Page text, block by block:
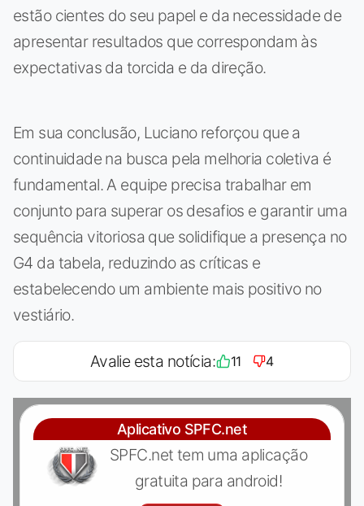
estão cientes do seu papel e da necessidade de
apresentar resultados que correspondam às
expectativas da torcida e da direção.
Em sua conclusão, Luciano reforçou que a
continuidade na busca pela melhoria coletiva é
fundamental. A equipe precisa trabalhar em
conjunto para superar os desafios e garantir uma
sequência vitoriosa que solidifique a presença no
G4 da tabela, reduzindo as críticas e
estabelecendo um ambiente mais positivo no
vestiário.
Avalie esta notícia: 11 4
Aplicativo SPFC.net
SPFC.net tem uma aplicação
gratuita para android!